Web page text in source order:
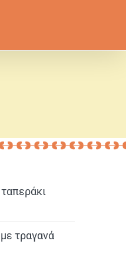
τραγανά